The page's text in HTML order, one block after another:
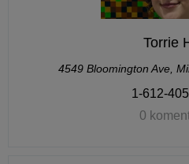
Torrie
4549 Bloomington Ave,
1-612-
0